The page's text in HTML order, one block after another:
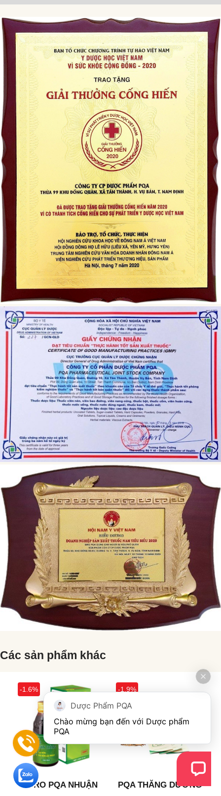
Các sản phẩm khác
PQA NHUẬN
-1.9%
PQA THĂNG DƯƠNG
PQA
Dược Phẩm PQA
Chào mừng bạn đến với Dược phẩm
PQA